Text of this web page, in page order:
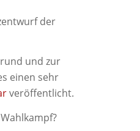
der
und zur
einen sehr
veröffentlicht.